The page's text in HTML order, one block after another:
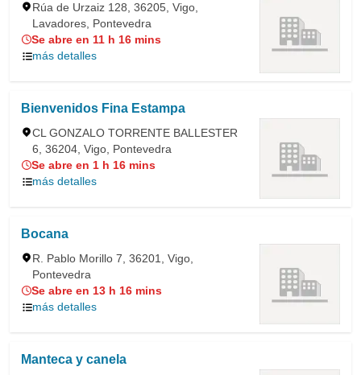
Rúa de Urzaiz 128, 36205, Vigo,
Lavadores, Pontevedra
Se abre en 11 h 16 mins
más detalles
Bienvenidos Fina Estampa
CL GONZALO TORRENTE BALLESTER
6, 36204, Vigo, Pontevedra
Se abre en 1 h 16 mins
más detalles
Bocana
R. Pablo Morillo 7, 36201, Vigo,
Pontevedra
Se abre en 13 h 16 mins
más detalles
Manteca y canela